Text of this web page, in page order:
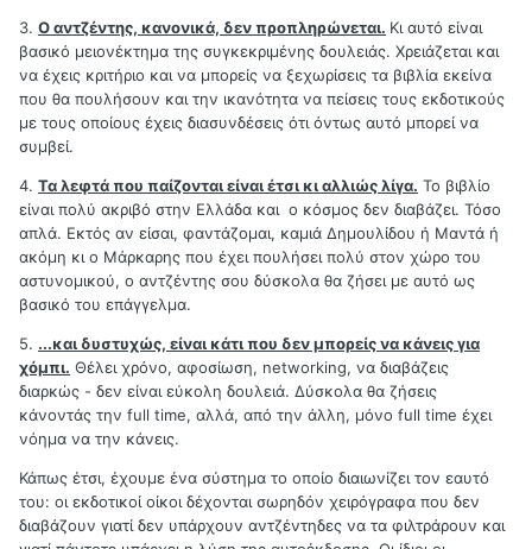
3. Ο αντζέντης, κανονικά, δεν προπληρώνεται. Κι αυτό είναι
βασικό μειονέκτημα της συγκεκριμένης δουλειάς. Χρειάζεται και
να έχεις κριτήριο και να μπορείς να ξεχωρίσεις τα βιβλία εκείνα
που θα πουλήσουν και την ικανότητα να πείσεις τους εκδοτικούς
με τους οποίους έχεις διασυνδέσεις ότι όντως αυτό μπορεί να
συμβεί.
4. Τα λεφτά που παίζονται είναι έτσι κι αλλιώς λίγα. Το βιβλίο
είναι πολύ ακριβό στην Ελλάδα και ο κόσμος δεν διαβάζει. Τόσο
απλά. Εκτός αν είσαι, φαντάζομαι, καμιά Δημουλίδου ή Μαντά ή
ακόμη κι ο Μάρκαρης που έχει πουλήσει πολύ στον χώρο του
αστυνομικού, ο αντζέντης σου δύσκολα θα ζήσει με αυτό ως
βασικό του επάγγελμα.
5. ...και δυστυχώς, είναι κάτι που δεν μπορείς να κάνεις για
χόμπι. Θέλει χρόνο, αφοσίωση, networking, να διαβάζεις
διαρκώς - δεν είναι εύκολη δουλειά. Δύσκολα θα ζήσεις
κάνοντάς την full time, αλλά, από την άλλη, μόνο full time έχει
νόημα να την κάνεις.
Κάπως έτσι, έχουμε ένα σύστημα το οποίο διαιωνίζει τον εαυτό
του: οι εκδοτικοί οίκοι δέχονται σωρηδόν χειρόγραφα που δεν
διαβάζουν γιατί δεν υπάρχουν αντζέντηδες να τα φιλτράρουν και